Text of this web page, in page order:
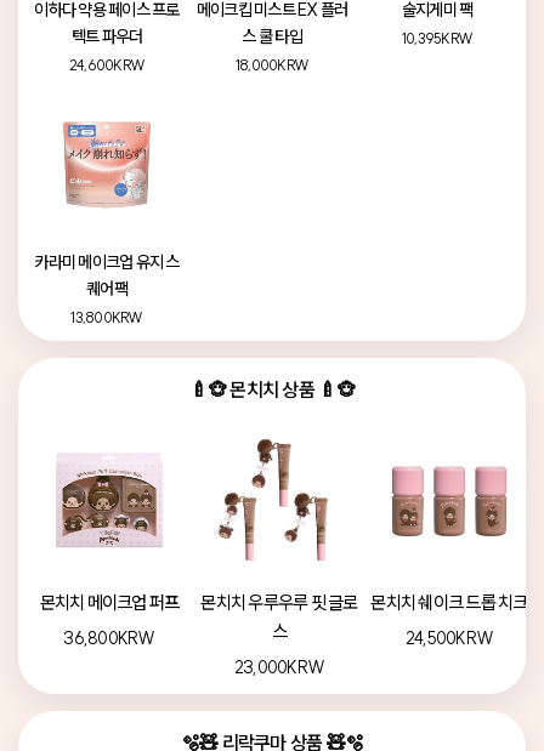
이하다 약용 페이스 프로
텍트 파우더
24,600KRW
메이크킵 미스트 EX 플러
스 쿨 타입
18,000KRW
술지게미 팩
10,395KRW
카라미 메이크업 유지 스
퀘어팩
13,800KRW
🍼🐵 몬치치 상품 🍼🐵
몬치치 메이크업 퍼프
36,800KRW
몬치치 우루우루 핏 글로
스
23,000KRW
몬치치 쉐이크 드롭 치크
24,500KRW
🫧🧸 리락쿠마 상품 🧸🫧